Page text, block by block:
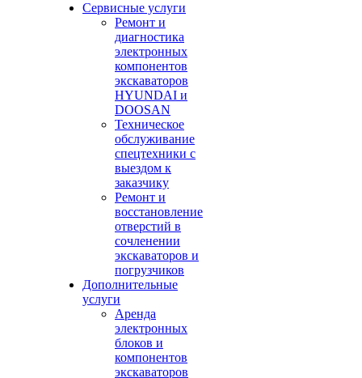
Сервисные услуги
Ремонт и
диагностика
электронных
компонентов
экскаваторов
HYUNDAI и
DOOSAN
Техническое
обслуживание
спецтехники с
выездом к
заказчику
Ремонт и
восстановление
отверстий в
сочленении
экскаваторов и
погрузчиков
Дополнительные
услуги
Аренда
электронных
блоков и
компонентов
экскаваторов